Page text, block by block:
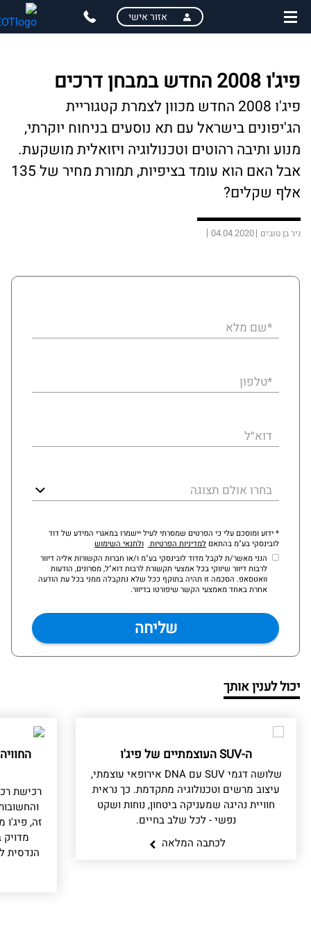
skip
skip
אזור אישי
פיג'ו 2008 החדש במבחן דרכים
פיג'ו 2008 החדש מכוון לצמרת קטגוריית
הג'יפונים בישראל עם תא נוסעים בניחוח יוקרתי,
מנוע ותיבה רהוטים וטכנולוגיה ויזואלית מושקעת.
אבל האם הוא עומד בציפיות, תמורת מחיר של 135
אלף שקלים?
ניר בן טובים 04.04.2020
*שם מלא
*טלפון
דוא״ל
בחרו אולם תצוגה
* ידוע ומוסכם עלי כי הפרטים שמסרתי לעיל יישמרו במאגרי המידע של דוד
לובינסקי בע"מ בהתאםלמדיניות הפרטיות ולתנאי השימוש
הנני מאשר/ת לקבל מדוד לובינסקי בע"מ ו/או חברות הקשורות אליה דיוור
לרבות דיוור שיווקי בכל אמצעי תקשורת לרבות דוא"ל, מסרונים, הודעות
וואטסאפ. הסכמה זו תהיה בתוקף ככל שלא נתקבלה ממני בכל עת הודעה
אחרת באחד מאמצעי הקשר שיפורטו בדיוור.
יכול לענין אותך
ה-SUV העוצמתיים של פיג'ו
שלושה דגמי SUV עם DNA אירופאי עוצמתי,
עיצוב מרשים וטכנולוגיה מתקדמת. כך נראית
חוויית נהיגה שמעניקה ביטחון, נוחות ושקט
נפשי - לכל שלב בחיים.
לכתבה המלאה
רכישת
זה,
מדויק
הנדסית